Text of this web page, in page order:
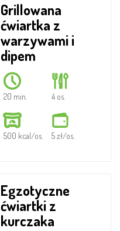
Grillowana
ćwiartka z
warzywami i
dipem
20 min. 4 os.
500 kcal/os. 5 zł/os.
Egzotyczne
ćwiartki z
kurczaka